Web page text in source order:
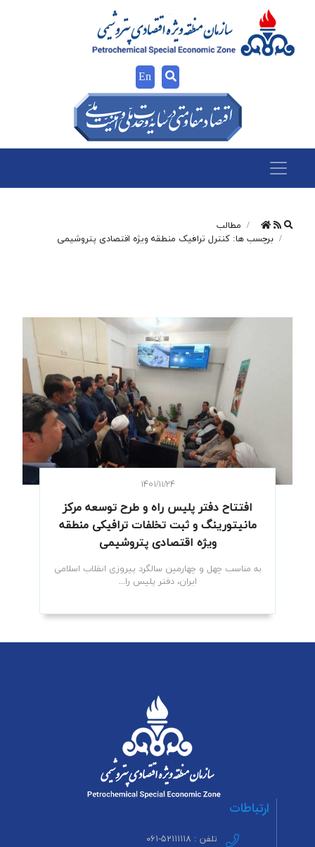
En
مطالب
برچسب ها: کنترل ترافیک منطقه ویژه اقتصادی پتروشیمی
۱۴۰۱/۱۱/۲۴
افتتاح دفتر پلیس راه و طرح توسعه مرکز
مانیتورینگ و ثبت تخلفات ترافیکی منطقه
ویژه اقتصادی پتروشیمی
به مناسب چهل و چهارمین سالگرد پیروزی انقلاب اسلامی
ایران، دفتر پلیس را...
ارتباطات
تلفن : ۵۲۱۱۱۱۱۸-۰۶۱